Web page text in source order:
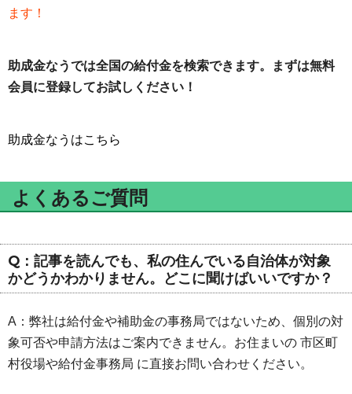
ます！
助成金なうでは全国の給付金を検索できます。まずは無料
会員に登録してお試しください！
助成金なうはこちら
よくあるご質問
Q：記事を読んでも、私の住んでいる自治体が対象
かどうかわかりません。どこに聞けばいいですか？
A：弊社は給付金や補助金の事務局ではないため、個別の対
象可否や申請方法はご案内できません。お住まいの 市区町
村役場や給付金事務局 に直接お問い合わせください。